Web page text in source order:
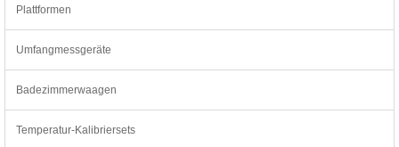
Plattformen
Umfangmessgeräte
Badezimmerwaagen
Temperatur-Kalibriersets